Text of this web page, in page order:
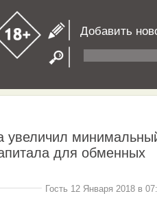
Добавить
увеличил
для обменных
Гость 12 Января 2018 в